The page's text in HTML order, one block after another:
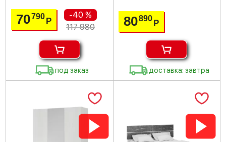
70790Р
-40 %
117 980
под заказ
80890 Р
доставка: завтра